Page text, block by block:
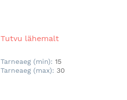
Tutvu lähemalt
Tarneaeg (min): 15
Tarneaeg (max): 30